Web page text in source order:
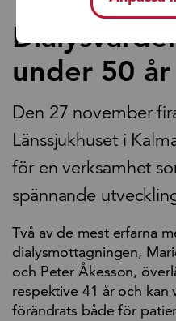
under 50 år
Den 27 november
Länssjukhuset i
för en verksamhet
spännande
Två av de mest erfarna
dialysmottagningen,
och Peter Åkesson,
respektive 41 år och
förändrats både för